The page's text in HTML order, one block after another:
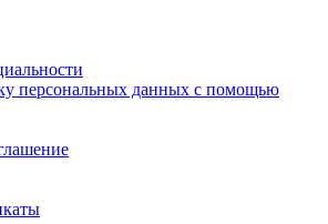
персональных данных с помощью